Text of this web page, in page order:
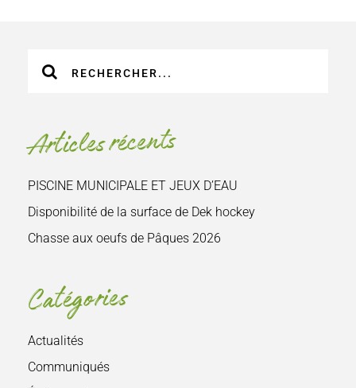
sur
Articles récents
PISCINE MUNICIPALE ET JEUX D’EAU
Disponibilité de la surface de Dek hockey
Chasse aux oeufs de Pâques 2026
Catégories
Actualités
Communiqués